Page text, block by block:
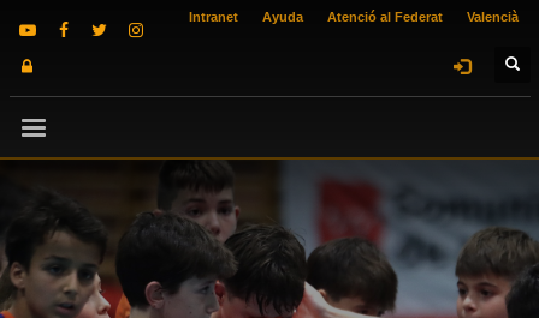
Intranet Ayuda Atenció al Federat Valencià